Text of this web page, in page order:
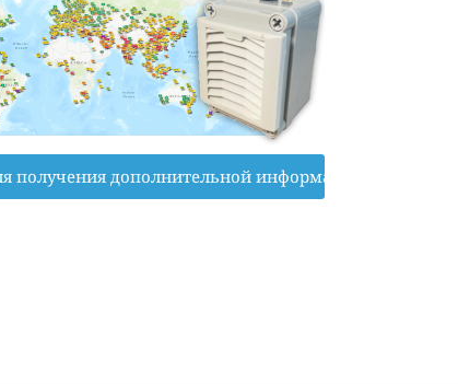
получения дополнительной информации